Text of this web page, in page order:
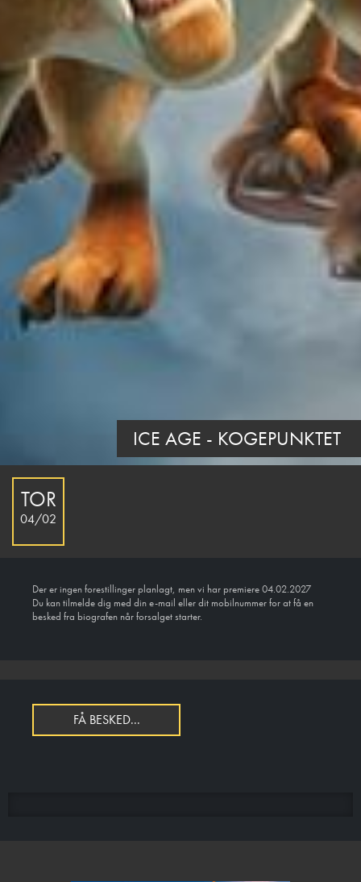
ICE AGE - KOGEPUNKTET
TOR
04/02
Der er ingen forestillinger planlagt, men vi har premiere 04.02.2027
Du kan tilmelde dig med din e-mail eller dit mobilnummer for at få en
besked fra biografen når forsalget starter.
FÅ BESKED...